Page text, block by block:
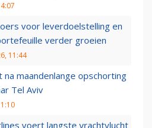
voor leverdoelstelling en
verder groeien
11:44
na maandenlange opschorting
Tel Aviv
voert langste vrachtvlucht